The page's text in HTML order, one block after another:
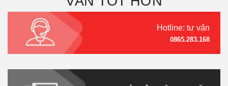
Hotline: tư vấn
0865.283.168